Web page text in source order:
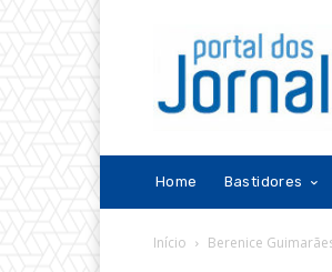
Home Bastidores
Início Berenice